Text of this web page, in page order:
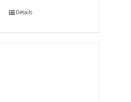
Détails